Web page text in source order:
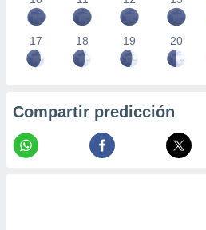
17 18 19 20
Compartir predicción